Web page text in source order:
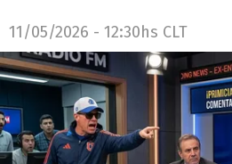
11/05/2026 - 12:30hs CLT